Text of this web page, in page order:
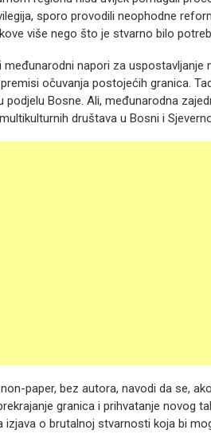
sporo provodili neophodne
više nego što je stvarno bilo
međunarodni napori za
očuvanja postojećih granica.
podjelu Bosne. Ali, međunarodna
društava u Bosni i
paper, bez autora, navodi da se,
granica i prihvatanje novog
izjava o brutalnoj stvarnosti koja bi